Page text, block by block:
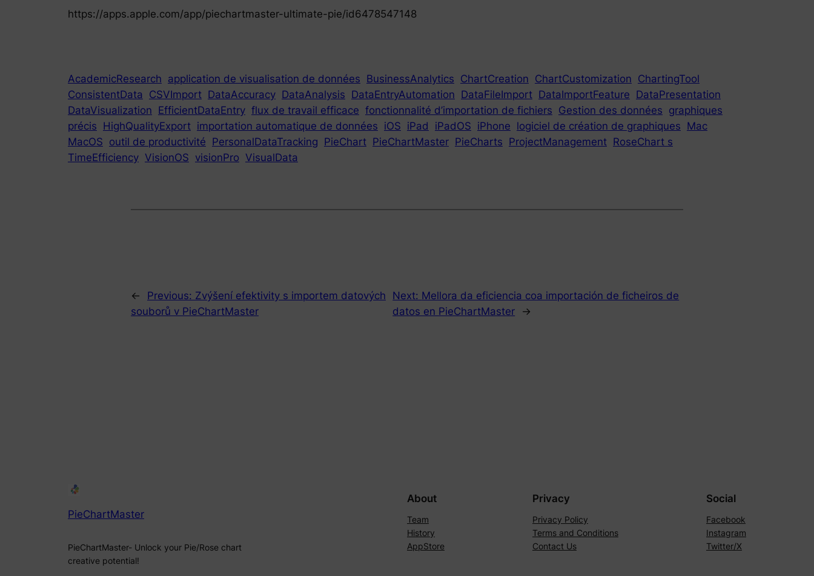
https://apps.apple.com/app/piechartmaster-ultimate-pie/id6478547148
AcademicResearch application de visualisation de données BusinessAnalytics ChartCreation ChartCustomization ChartingTool
ConsistentData
CSVImport DataAccuracy DataAnalysis DataEntryAutomation DataFileImport DataImportFeature DataPresentation
DataVisualization EfficientDataEntry flux de travail efficace fonctionnalité d’importation de fichiers Gestion des données graphiques
précis HighQualityExport importation automatique de données iOS iPad iPadOS iPhone logiciel de création de graphiques Mac
MacOS outil de productivité PersonalDataTracking PieChart PieChartMaster PieCharts ProjectManagement RoseChart s
TimeEfficiency VisionOS visionPro VisualData
← Previous: Zvýšení efektivity s importem datových
souborů v PieChartMaster
Next: Mellora da eficiencia coa importación de ficheiros de
datos en PieChartMaster
→
PieChartMaster
PieChartMaster- Unlock your Pie/Rose chart
creative potential!
About
Team
History
AppStore
Privacy
Privacy Policy
Terms and Conditions
Contact Us
Social
Facebook
Instagram
Twitter/X